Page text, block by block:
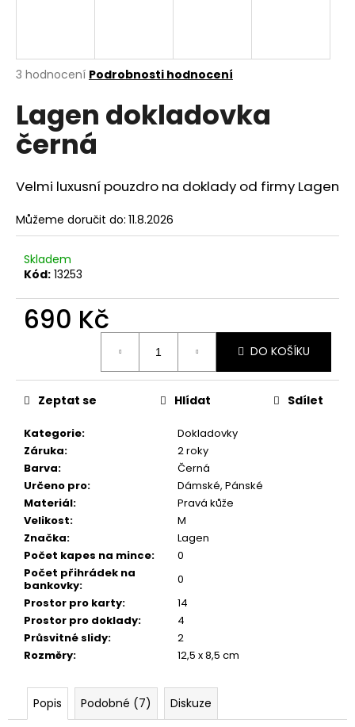
Průměrné
produktu
je
5,0
z
hvězdiček.
3 hodnocení Podrobnosti hodnocení
Lagen dokladovka
černá
Velmi luxusní pouzdro na doklady od firmy Lagen
Můžeme doručit do: 11.8.2026
Skladem
Kód: 13253
690 Kč
DO KOŠÍKU
Kategorie:
Dokladovky
Záruka:
2 roky
Barva:
Černá
Určeno pro:
Dámské, Pánské
Materiál:
Pravá kůže
Velikost:
M
Značka:
Lagen
Počet kapes na mince:
0
Počet přihrádek na
bankovky:
0
Prostor pro karty:
14
Prostor pro doklady:
4
Průsvitné slidy:
2
Rozměry: 12,5 x 8,5 cm
Zeptat se Hlídat Sdílet
Popis Podobné (7) Diskuze
í
t
?
HLEDAT
D
o
o
u
e
m
e